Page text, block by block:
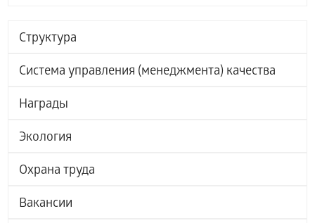
Структура
Система управления (менеджмента) качества
Награды
Экология
Охрана труда
Вакансии